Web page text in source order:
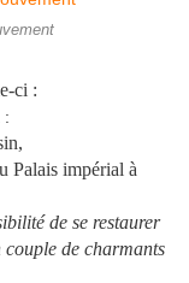
ci :
:
Palais impérial à
de se restaurer
de charmants